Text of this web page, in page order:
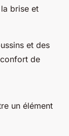
brise et
et des
de
un élément